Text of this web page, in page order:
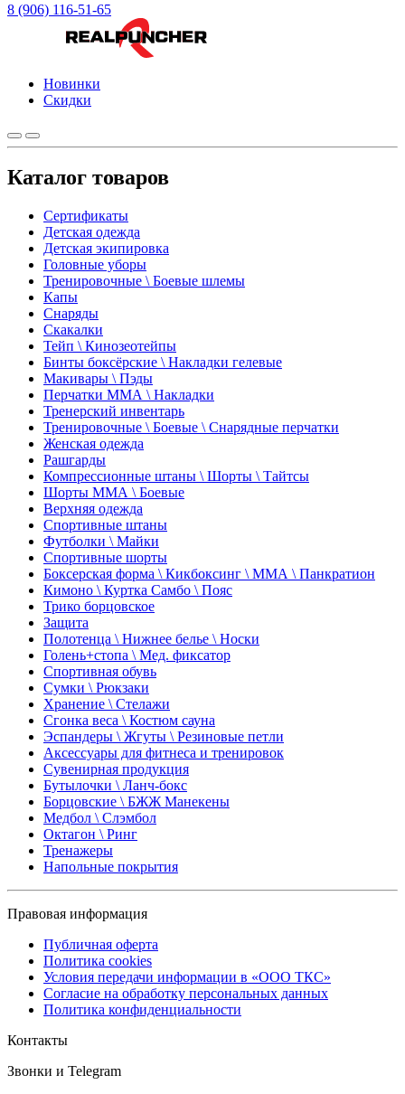
8 (906) 116-51-65
Новинки
Скидки
Каталог товаров
Сертификаты
Детская одежда
Детская экипировка
Головные уборы
Тренировочные \ Боевые шлемы
Капы
Снаряды
Скакалки
Тейп \ Кинозеотейпы
Бинты боксёрские \ Накладки гелевые
Макивары \ Пэды
Перчатки ММА \ Накладки
Тренерский инвентарь
Тренировочные \ Боевые \ Снарядные перчатки
Женская одежда
Рашгарды
Компрессионные штаны \ Шорты \ Тайтсы
Шорты ММА \ Боевые
Верхняя одежда
Спортивные штаны
Футболки \ Майки
Спортивные шорты
Боксерская форма \ Кикбоксинг \ ММА \ Панкратион
Кимоно \ Куртка Самбо \ Пояс
Трико борцовское
Защита
Полотенца \ Нижнее белье \ Носки
Голень+стопа \ Мед. фиксатор
Спортивная обувь
Сумки \ Рюкзаки
Хранение \ Стелажи
Сгонка веса \ Костюм сауна
Эспандеры \ Жгуты \ Резиновые петли
Аксессуары для фитнеса и тренировок
Сувенирная продукция
Бутылочки \ Ланч-бокс
Борцовские \ БЖЖ Манекены
Медбол \ Слэмбол
Октагон \ Ринг
Тренажеры
Напольные покрытия
Правовая информация
Публичная оферта
Политика cookies
Условия передачи информации в «ООО ТКС»
Согласие на обработку персональных данных
Политика конфиденциальности
Контакты
Звонки и Telegram